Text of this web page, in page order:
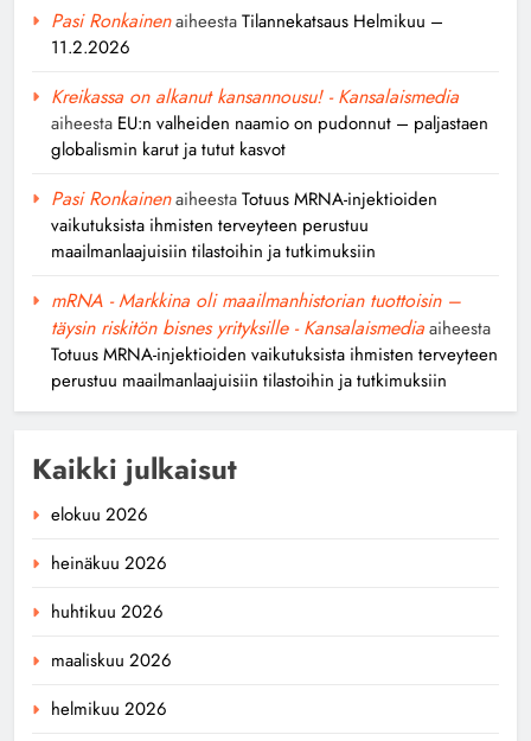
Pasi RonkainenaiheestaTilannekatsaus Helmikuu –
11.2.2026
Kreikassa on alkanut kansannousu! - Kansalaismedia
aiheesta EU:n valheiden naamio on pudonnut – paljastaen
globalismin karut ja tutut kasvot
Pasi RonkainenaiheestaTotuus MRNA-injektioiden
vaikutuksista ihmisten terveyteen perustuu
maailmanlaajuisiin tilastoihin ja tutkimuksiin
mRNA - Markkina oli maailmanhistorian tuottoisin –
täysin riskitön bisnes yrityksille - Kansalaismediaaiheesta
Totuus MRNA-injektioiden vaikutuksista ihmisten terveyteen
perustuu maailmanlaajuisiin tilastoihin ja tutkimuksiin
Kaikki julkaisut
elokuu 2026
heinäkuu 2026
huhtikuu 2026
maaliskuu 2026
helmikuu 2026